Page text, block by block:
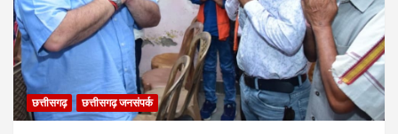
छत्तीसगढ़ छत्तीसगढ़ जनसंपर्क